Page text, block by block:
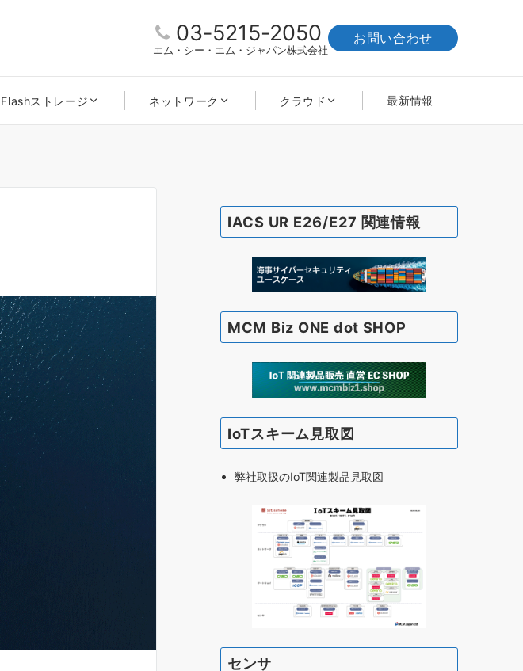
03-5215-2050
エム・シー・エム・ジャパン株式会社
お問い合わせ
Flashストレージ ネットワーク クラウド 最新情報
IACS UR E26/E27 関連情報
MCM Biz ONE dot SHOP
IoTスキーム見取図
弊社取扱のIoT関連製品見取図
センサ